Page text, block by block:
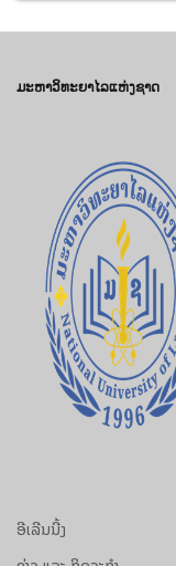
ມະຫາວິທະຍາໄລແຫ່ງຊາດ
ອີເລີນນີ້ງ